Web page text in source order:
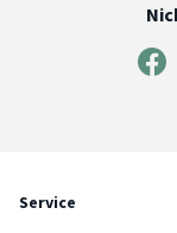
Service